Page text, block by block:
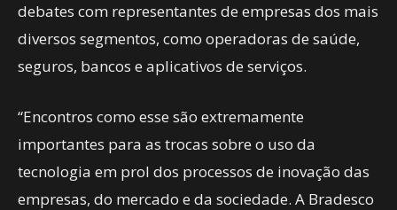
debates com representantes de empresas dos mais
diversos segmentos, como operadoras de saúde,
seguros, bancos e aplicativos de serviços.
“Encontros como esse são extremamente
importantes para as trocas sobre o uso da
tecnologia em prol dos processos de inovação das
empresas, do mercado e da sociedade. A Bradesco